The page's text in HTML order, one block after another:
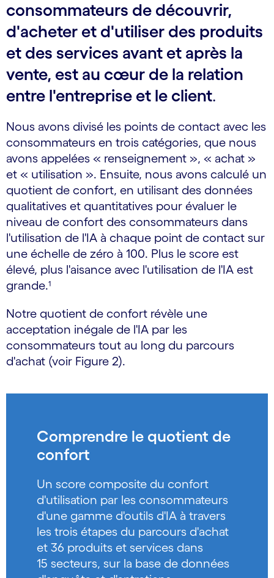
consommateurs de découvrir,
d'acheter et d'utiliser des produits
et des services avant et après la
vente, est au cœur de la relation
entre l'entreprise et le client.
Nous avons divisé les points de contact avec les
consommateurs en trois catégories, que nous
avons appelées « renseignement », « achat »
et « utilisation ». Ensuite, nous avons calculé un
quotient de confort, en utilisant des données
qualitatives et quantitatives pour évaluer le
niveau de confort des consommateurs dans
l'utilisation de l'IA à chaque point de contact sur
une échelle de zéro à 100. Plus le score est
élevé, plus l'aisance avec l'utilisation de l'IA est
grande.¹
Notre quotient de confort révèle une
acceptation inégale de l'IA par les
consommateurs tout au long du parcours
d'achat (voir Figure 2).
Comprendre le quotient de
confort
Un score composite du confort
d'utilisation par les consommateurs
d'une gamme d'outils d'IA à travers
les trois étapes du parcours d'achat
et 36 produits et services dans
15 secteurs, sur la base de données